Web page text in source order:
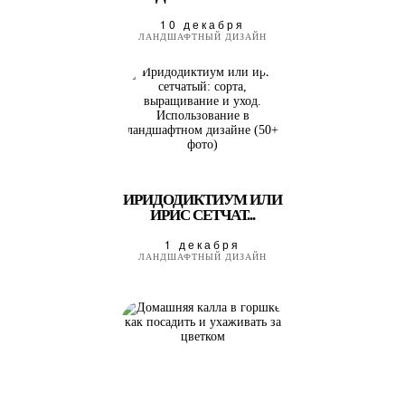
10 декабря
ЛАНДШАФТНЫЙ ДИЗАЙН
ИРИДОДИКТИУМ ИЛИ
ИРИС СЕТЧАТ...
1 декабря
ЛАНДШАФТНЫЙ ДИЗАЙН